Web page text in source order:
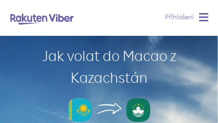
Přihlášení
Jak volat do Macao z
Kazachstán